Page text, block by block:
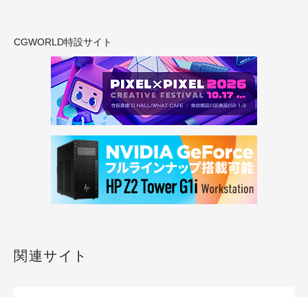
CGWORLD特設サイト
関連サイト